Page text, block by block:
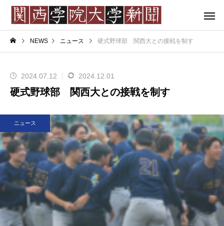
NEWS ニュース 硬式野球部 関西大との接戦を制す
2024.07.12 2024.12.01
硬式野球部 関西大との接戦を制す
ニュース